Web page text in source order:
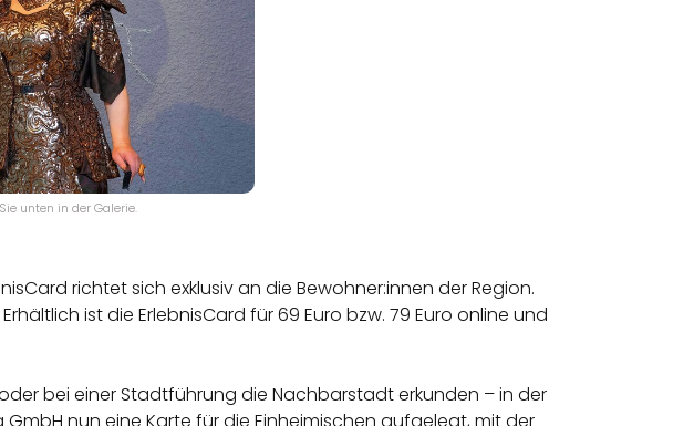
unten in der Galerie.
richtet sich exklusiv an die Bewohner:innen der Region.
ist die ErlebnisCard für 69 Euro bzw. 79 Euro online und
bei einer Stadtführung die Nachbarstadt erkunden – in der